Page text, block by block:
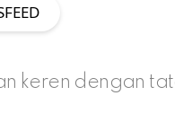
keren dengan